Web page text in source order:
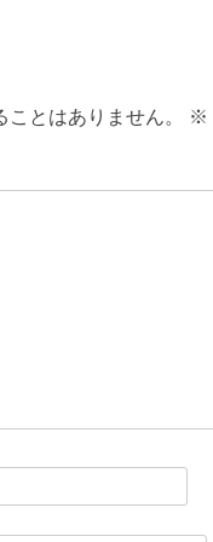
とはありません。 ※